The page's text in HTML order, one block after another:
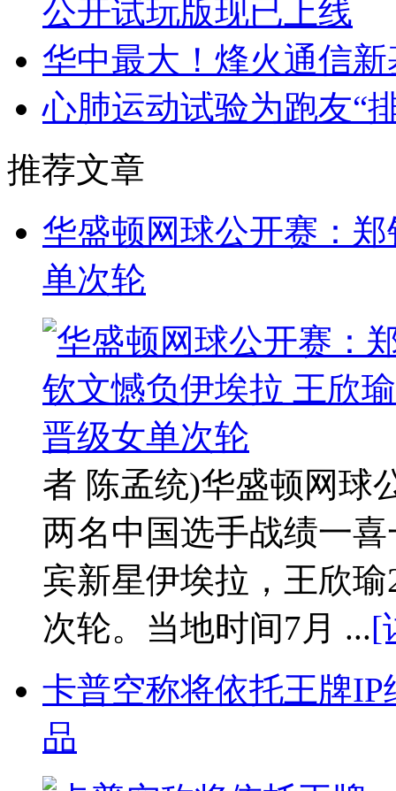
公开试玩版现已上线
华中最大！烽火通信
心肺运动试验为跑友“
推荐文章
华盛顿网球公开赛：
单次轮
者 陈孟统)华盛顿网球
两名中国选手战绩一
宾新星伊埃拉，王欣
次轮。当地时间7月 ...[
卡普空称将依托王牌
品